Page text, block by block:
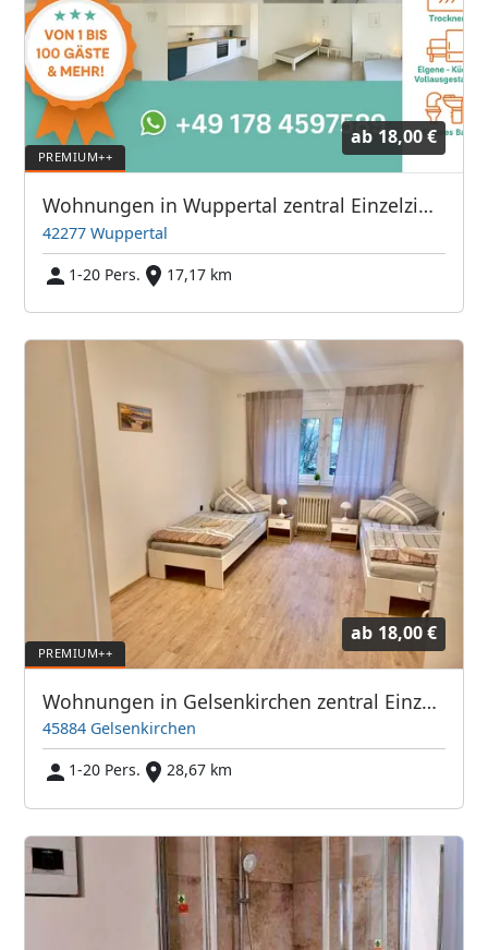
ab 18,00 €
Wohnungen in Wuppertal zentral Einzelzimmer/Doppelzimmer
42277 Wuppertal
1-20 Pers.
17,17 km
ab 18,00 €
Wohnungen in Gelsenkirchen zentral Einzelzimmer/DoppelzimmerPremium
45884 Gelsenkirchen
1-20 Pers.
28,67 km